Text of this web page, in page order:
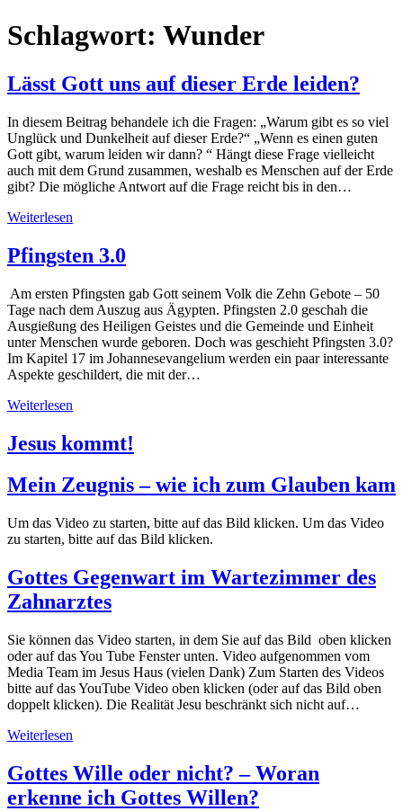
Schlagwort: Wunder
Lässt Gott uns auf dieser Erde leiden?
In diesem Beitrag behandele ich die Fragen: „Warum gibt es so viel
Unglück und Dunkelheit auf dieser Erde?“ „Wenn es einen guten
Gott gibt, warum leiden wir dann? “ Hängt diese Frage vielleicht
auch mit dem Grund zusammen, weshalb es Menschen auf der Erde
gibt? Die mögliche Antwort auf die Frage reicht bis in den…
Weiterlesen
Pfingsten 3.0
Am ersten Pfingsten gab Gott seinem Volk die Zehn Gebote – 50
Tage nach dem Auszug aus Ägypten. Pfingsten 2.0 geschah die
Ausgießung des Heiligen Geistes und die Gemeinde und Einheit
unter Menschen wurde geboren. Doch was geschieht Pfingsten 3.0?
Im Kapitel 17 im Johannesevangelium werden ein paar interessante
Aspekte geschildert, die mit der…
Weiterlesen
Jesus kommt!
Mein Zeugnis – wie ich zum Glauben kam
Um das Video zu starten, bitte auf das Bild klicken. Um das Video
zu starten, bitte auf das Bild klicken.
Gottes Gegenwart im Wartezimmer des
Zahnarztes
Sie können das Video starten, in dem Sie auf das Bild oben klicken
oder auf das You Tube Fenster unten. Video aufgenommen vom
Media Team im Jesus Haus (vielen Dank) Zum Starten des Videos
bitte auf das YouTube Video oben klicken (oder auf das Bild oben
doppelt klicken). Die Realität Jesu beschränkt sich nicht auf…
Weiterlesen
Gottes Wille oder nicht? – Woran
erkenne ich Gottes Willen?